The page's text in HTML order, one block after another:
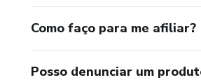
Como faço para me afiliar?
Posso denunciar um